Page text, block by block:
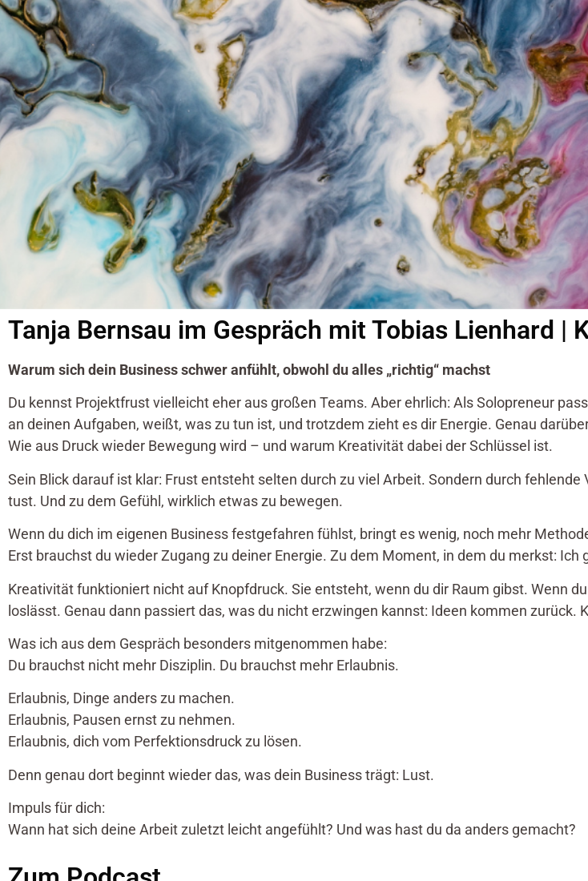
Tanja Bernsau im Gespräch mit Tobias Lienhard |
Warum sich dein Business schwer anfühlt, obwohl du alles „richtig“ machst
Du kennst Projektfrust vielleicht eher aus großen Teams. Aber ehrlich: Als Solopreneur
an deinen Aufgaben, weißt, was zu tun ist, und trotzdem zieht es dir Energie. Genau
Wie aus Druck wieder Bewegung wird – und warum Kreativität dabei der Schlüssel ist.
Sein Blick darauf ist klar: Frust entsteht selten durch zu viel Arbeit. Sondern durch
tust. Und zu dem Gefühl, wirklich etwas zu bewegen.
Wenn du dich im eigenen Business festgefahren fühlst, bringt es wenig, noch mehr
Erst brauchst du wieder Zugang zu deiner Energie. Zu dem Moment, in dem du merkst: Ich
Kreativität funktioniert nicht auf Knopfdruck. Sie entsteht, wenn du dir Raum gibst. Wenn
loslässt. Genau dann passiert das, was du nicht erzwingen kannst: Ideen kommen zurück.
Was ich aus dem Gespräch besonders mitgenommen habe:
Du brauchst nicht mehr Disziplin. Du brauchst mehr Erlaubnis.
Erlaubnis, Dinge anders zu machen.
Erlaubnis, Pausen ernst zu nehmen.
Erlaubnis, dich vom Perfektionsdruck zu lösen.
Denn genau dort beginnt wieder das, was dein Business trägt: Lust.
Impuls für dich:
Wann hat sich deine Arbeit zuletzt leicht angefühlt? Und was hast du da anders gemacht?